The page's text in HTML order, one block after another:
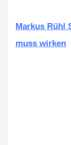
Markus Rühl
muss wirken